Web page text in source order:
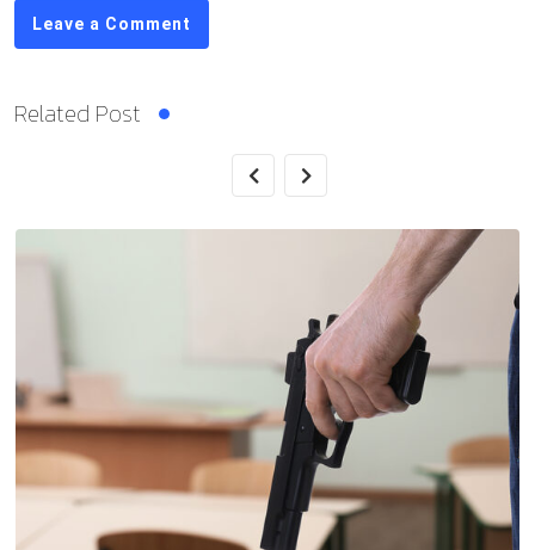
Leave a Comment
Related Post